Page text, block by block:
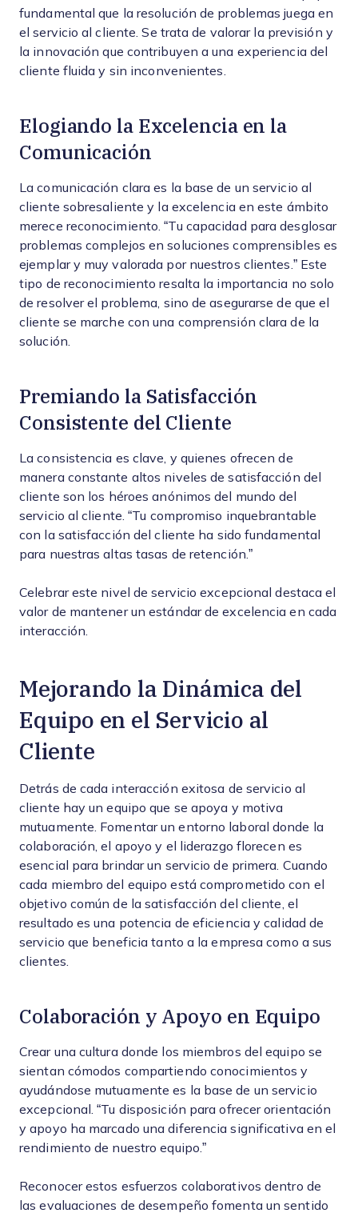
fundamental que la resolución de problemas juega en
el servicio al cliente. Se trata de valorar la previsión y
la innovación que contribuyen a una experiencia del
cliente fluida y sin inconvenientes.
Elogiando la Excelencia en la
Comunicación
La comunicación clara es la base de un servicio al
cliente sobresaliente y la excelencia en este ámbito
merece reconocimiento. “Tu capacidad para desglosar
problemas complejos en soluciones comprensibles es
ejemplar y muy valorada por nuestros clientes.” Este
tipo de reconocimiento resalta la importancia no solo
de resolver el problema, sino de asegurarse de que el
cliente se marche con una comprensión clara de la
solución.
Premiando la Satisfacción
Consistente del Cliente
La consistencia es clave, y quienes ofrecen de
manera constante altos niveles de satisfacción del
cliente son los héroes anónimos del mundo del
servicio al cliente. “Tu compromiso inquebrantable
con la satisfacción del cliente ha sido fundamental
para nuestras altas tasas de retención.”
Celebrar este nivel de servicio excepcional destaca el
valor de mantener un estándar de excelencia en cada
interacción.
Mejorando la Dinámica del
Equipo en el Servicio al
Cliente
Detrás de cada interacción exitosa de servicio al
cliente hay un equipo que se apoya y motiva
mutuamente. Fomentar un entorno laboral donde la
colaboración, el apoyo y el liderazgo florecen es
esencial para brindar un servicio de primera. Cuando
cada miembro del equipo está comprometido con el
objetivo común de la satisfacción del cliente, el
resultado es una potencia de eficiencia y calidad de
servicio que beneficia tanto a la empresa como a sus
clientes.
Colaboración y Apoyo en Equipo
Crear una cultura donde los miembros del equipo se
sientan cómodos compartiendo conocimientos y
ayudándose mutuamente es la base de un servicio
excepcional. “Tu disposición para ofrecer orientación
y apoyo ha marcado una diferencia significativa en el
rendimiento de nuestro equipo.”
Reconocer estos esfuerzos colaborativos dentro de
las evaluaciones de desempeño fomenta un sentido